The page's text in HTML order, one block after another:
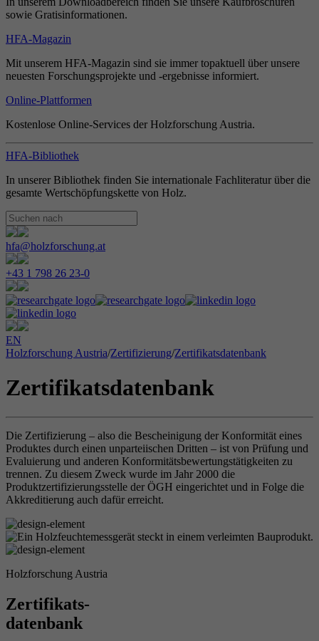
sowie Gratisinformationen.
HFA-Magazin
Mit unserem HFA-Magazin sind sie immer topaktuell über unsere
neuesten Forschungsprojekte und -ergebnisse informiert.
Online-Plattformen
Kostenlose Online-Services der Holzforschung Austria.
HFA-Bibliothek
In unserer Bibliothek finden Sie internationale Fachliteratur über die
gesamte Wertschöpfungskette von Holz.
hfa@holzforschung.at
+43 1 798 26 23-0
EN
Holzforschung Austria/Zertifizierung/Zertifikatsdatenbank
Zertifikatsdatenbank
Die Zertifizierung – also die Bescheinigung der Konformität eines
Produktes durch einen unparteiischen Dritten – ist von Prüfung und
Evaluierung und anderen Konformitätsbewertungstätigkeiten zu
trennen. Zu diesem Zweck wurde im Jahr 2000 die
Produktzertifizierungsstelle der ÖGH eingerichtet und in Folge die
Akkreditierung auch dafür erreicht.
Holzforschung Austria
Zertifikats-
datenbank